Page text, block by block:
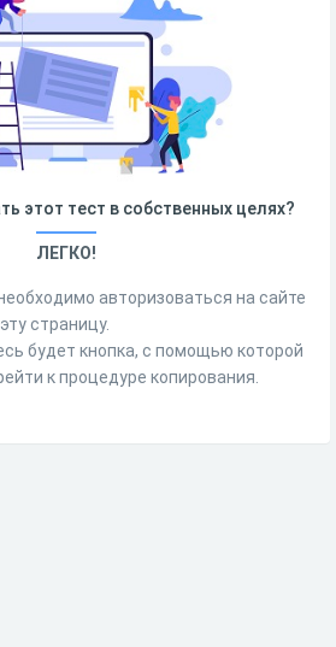
этот тест в собственных целях?
ЛЕГКО!
авторизоваться на сайте
страницу.
будет кнопка, с помощью которой
к процедуре копирования.